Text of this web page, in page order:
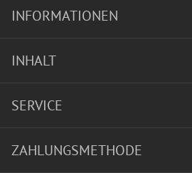
INFORMATIONEN
INHALT
SERVICE
ZAHLUNGSMETHODE